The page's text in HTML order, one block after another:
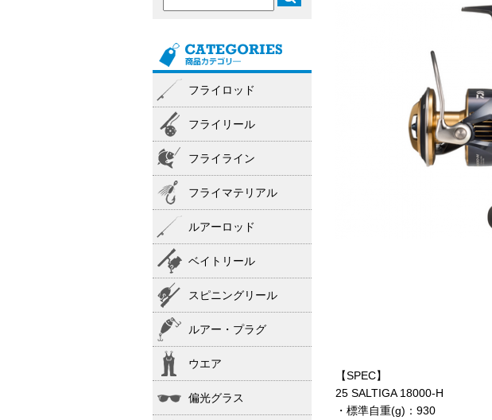
【SPEC】
25 SALTIGA 18000-H
・標準自重(g)：930
フライロッド
フライリール
フライライン
フライマテリアル
ルアーロッド
ベイトリール
スピニングリール
ルアー・プラグ
ウエア
偏光グラス